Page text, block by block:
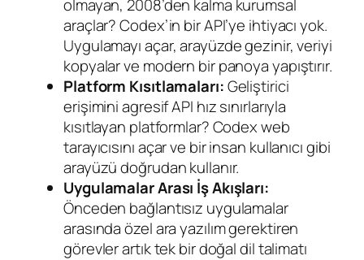
olmayan, 2008’den kalma kurumsal
araçlar? Codex’in bir API’ye ihtiyacı yok.
Uygulamayı açar, arayüzde gezinir, veriyi
kopyalar ve modern bir panoya yapıştırır.
Platform Kısıtlamaları:Geliştirici
erişimini agresif API hız sınırlarıyla
kısıtlayan platformlar? Codex web
tarayıcısını açar ve bir insan kullanıcı gibi
arayüzü doğrudan kullanır.
Uygulamalar Arası İş Akışları:
Önceden bağlantısız uygulamalar
arasında özel ara yazılım gerektiren
görevler artık tek bir doğal dil talimatı